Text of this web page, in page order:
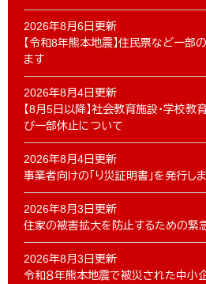
2026年8月6日更新
【令和8年熊本地震】住民票など一部
ます
2026年8月4日更新
【8月5日以降】社会教育施設・学校
び一部休止について
2026年8月4日更新
事業者向けの「り災証明書」を発行し
2026年8月3日更新
住家の被害拡大を防止するための緊
2026年8月3日更新
令和８年熊本地震で被災された中小